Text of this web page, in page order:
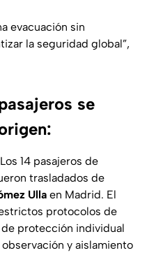
evacuación sin
la seguridad global”,
se
Los 14 pasajeros de
trasladados de
Ulla en Madrid. El
protocolos de
protección individual
y aislamiento